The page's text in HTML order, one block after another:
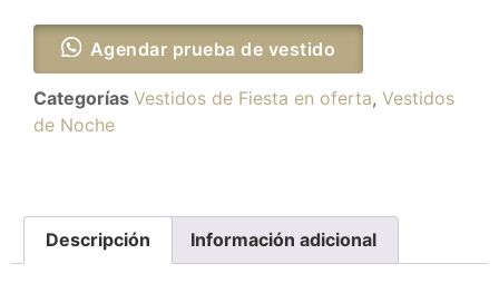
Agendar prueba de vestido
Categorías Vestidos de Fiesta en oferta, Vestidos
de Noche
Descripción Información adicional